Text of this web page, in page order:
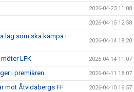
2026-04-23 11:08
2026-04-15 12:58
lag som ska kämpa i
2026-04-14 18:20
LFK 2026-04-14 11:07
i premiären 2026-04-11 18:07
mot Åtvidabergs FF 2026-04-10 16:57